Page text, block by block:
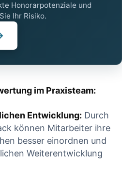
Honorarpotenziale und
Ihr Risiko.
im Praxisteam:
Entwicklung: ⁢Durch
können Mitarbeiter ⁣ihre
‌besser einordnen⁤ und
Weiterentwicklung